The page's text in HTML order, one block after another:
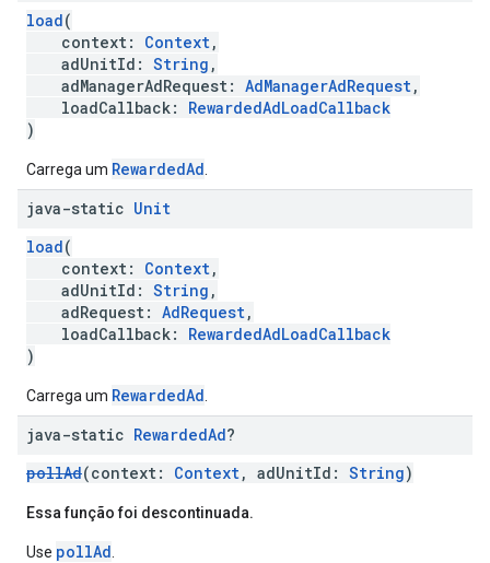
load(
context: Context,
adUnitId: String ,
adManagerAdRequest: AdManagerAdRequest,
loadCallback: RewardedAdLoadCallback
)
Carrega um RewardedAd
java-static Unit
load(
context: Context,
adUnitId: String ,
adRequest: AdRequest,
loadCallback: RewardedAdLoadCallback
)
Carrega um RewardedAd
java-static RewardedAd?
pollAd(context: Context, adUnitId: String)
Essa função foi descontinuada.
Use pollAd